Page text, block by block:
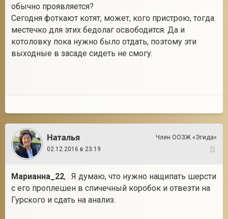
обычно проявляется?
Сегодня фоткают котят, может, кого пристрою, тогда
местечко для этих бедолаг освободится. Да и
котоловку пока нужно было отдать, поэтому эти
выходные в засаде сидеть не смогу.
Наталья
Член ООЗЖ «Эгида»
02.12.2016 в 23:19
Марианна_22, . Я думаю, что нужно нащипать шерсти
с его проплешен в спичечный коробок и отвезти на
Гурского и сдать на анализ.